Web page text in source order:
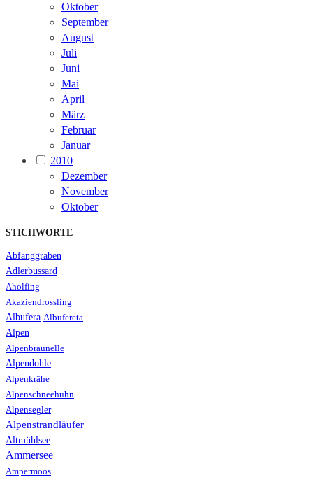
Oktober
September
August
Juli
Juni
Mai
April
März
Februar
Januar
2010
Dezember
November
Oktober
STICHWORTE
Abfanggraben
Adlerbussard
Aholfing
Akaziendrossling
Albufera Albufereta
Alpen
Alpenbraunelle
Alpendohle
Alpenkrähe
Alpenschneehuhn
Alpensegler
Alpenstrandläufer
Altmühlsee
Ammersee
Ampermoos